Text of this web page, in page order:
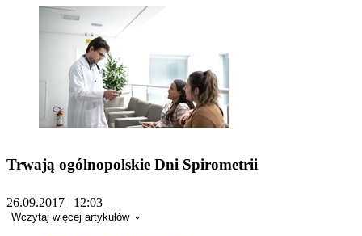
Trwają ogólnopolskie Dni Spirometrii
26.09.2017 | 12:03
Wczytaj więcej artykułów